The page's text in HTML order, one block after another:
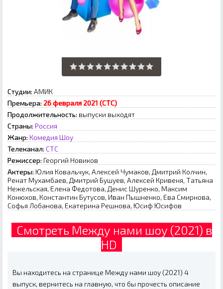
Студии: АМИК
Премьера: 26 февраля 2021 (СТС)
Продолжительность: выпуски выходят
Страны: Россия
Жанр: Комедия Шоу
Телеканал: СТС
Режиссер: Георгий Новиков
Актеры: Юлия Ковальчук, Алексей Чумаков, Дмитрий Колчин,
Ренат Мухамбаев, Дмитрий Бушуев, Алексей Кривеня, Татьяна
Нежельская, Елена Федотова, Денис Шуренко, Максим
Конюхов, Константин Бутусов, Иван Пышненко, Ева Смирнова,
Софья Лобанова, Екатерина Решнова, Юсиф Юсифов
Смотреть Между нами шоу (2021) в
HD
Вы находитесь на странице Между нами шоу (2021) 4
выпуск, вернитесь на главную, что бы прочесть описание